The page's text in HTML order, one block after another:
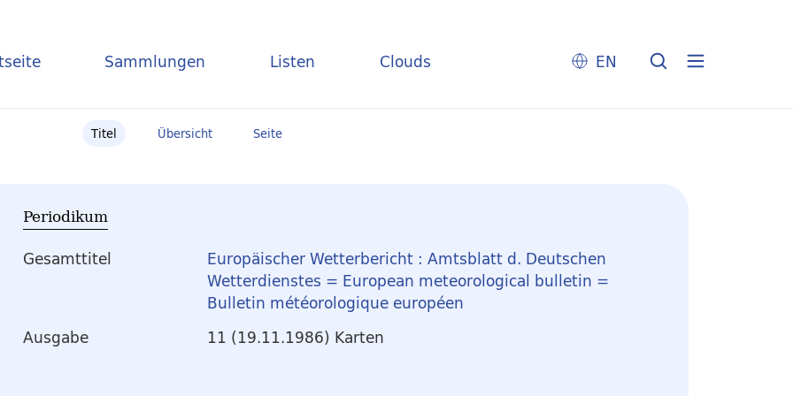
Sammlungen Listen Clouds EN
Titel Übersicht Seite
Periodikum
Gesamttitel
Europäischer Wetterbericht : Amtsblatt d. Deutschen
Wetterdienstes = European meteorological bulletin =
Bulletin météorologique européen
Ausgabe
11 (19.11.1986) Karten